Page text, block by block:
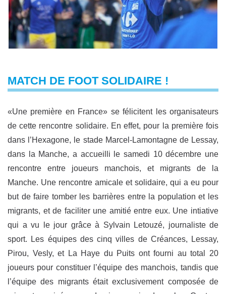
MATCH DE FOOT SOLIDAIRE !
«Une première en France» se félicitent les organisateurs
de cette rencontre solidaire. En effet, pour la première fois
dans l’Hexagone, le stade Marcel-Lamontagne de Lessay,
dans la Manche, a accueilli le samedi 10 décembre une
rencontre entre joueurs manchois, et migrants de la
Manche. Une rencontre amicale et solidaire, qui a eu pour
but de faire tomber les barrières entre la population et les
migrants, et de faciliter une amitié entre eux. Une intiative
qui a vu le jour grâce à Sylvain Letouzé, journaliste de
sport. Les équipes des cinq villes de Créances, Lessay,
Pirou, Vesly, et La Haye du Puits ont fourni au total 20
joueurs pour constituer l’équipe des manchois, tandis que
l’équipe des migrants était exclusivement composée de